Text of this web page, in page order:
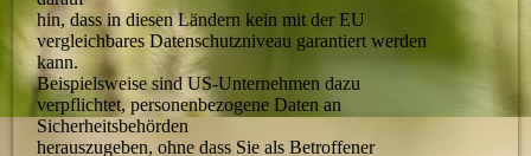
hin, dass in diesen Ländern kein mit der EU
vergleichbares Datenschutzniveau garantiert werden
kann.
Beispielsweise sind US-Unternehmen dazu
verpflichtet, personenbezogene Daten an
Sicherheitsbehörden
herauszugeben, ohne dass Sie als Betroffener